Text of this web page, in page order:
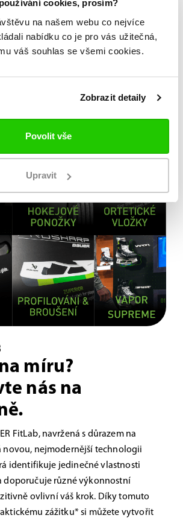
cookies, prosím?
na našem webu co nejvíce
nabídku co je pro vás užitečná,
váš souhlas se všemi cookies.
Zobrazit detaily
Povolit vše
Upravit
z prodejen
zboží s garancí záruky přímo
míru?
nás na
FitLab, navržená s důrazem na
novou, nejmodernější technologii
identifikuje jedinečné vlastnosti
doporučuje různé výkonnostní
ovlivní váš krok. Díky tomuto
zážitku* si můžete vytvořit